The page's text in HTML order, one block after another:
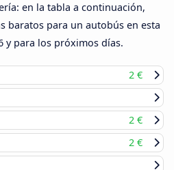
en la tabla a continuación,
baratos para un autobús en esta
y para los próximos días.
2 €
2 €
2 €